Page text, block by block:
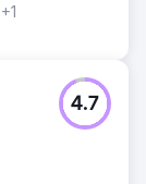
+1
4.7